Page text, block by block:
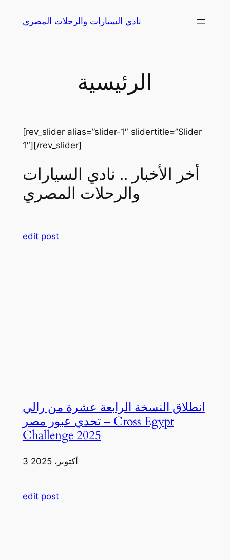
نادي السيارات والرحلات المصري
الرئيسية
[rev_slider alias=”slider-1″ slidertitle=”Slider
1″][/rev_slider]
أخر الأخبار .. نادي السيارات
والرحلات المصري
edit post
انطلاق النسخة الرابعة عشرة من رالي
تحدي عبور مصر – Cross Egypt
Challenge 2025
3 أكتوبر، 2025
edit post